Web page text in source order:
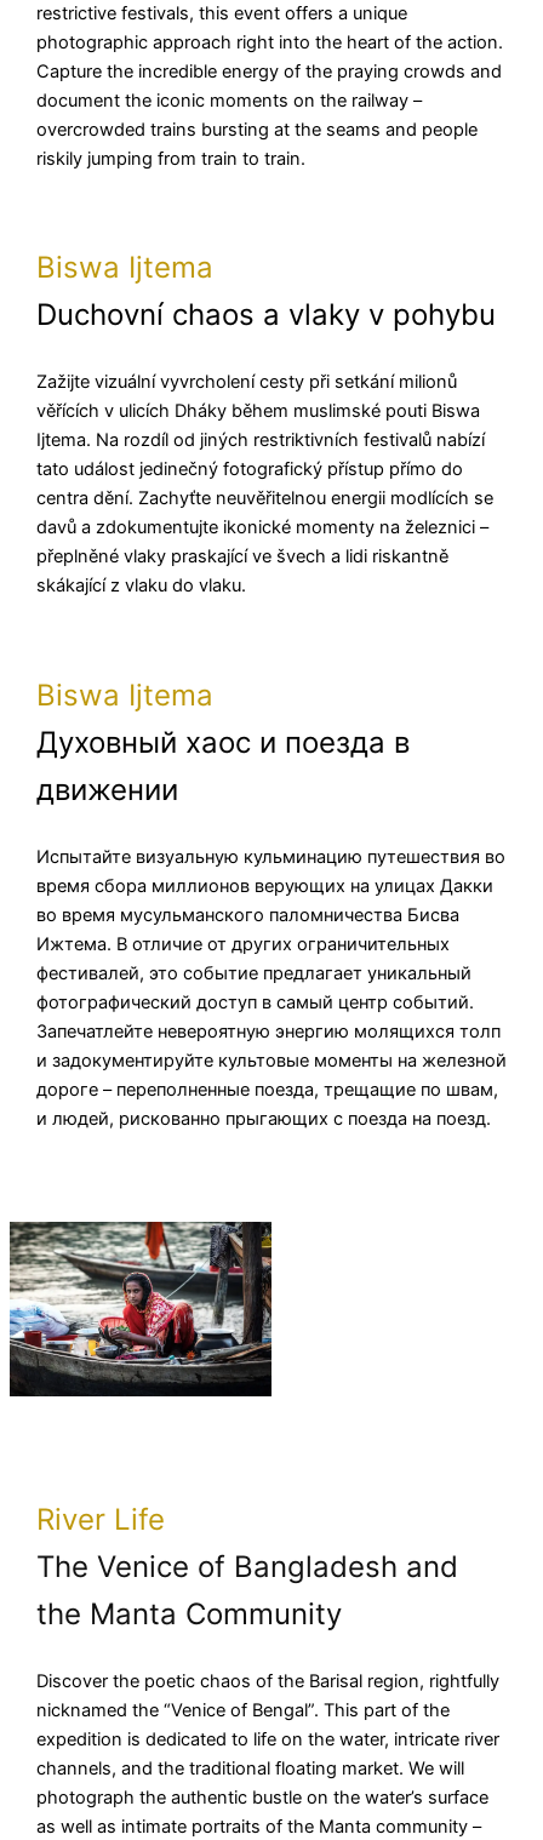
restrictive festivals, this event offers a unique
photographic approach right into the heart of the action.
Capture the incredible energy of the praying crowds and
document the iconic moments on the railway –
overcrowded trains bursting at the seams and people
riskily jumping from train to train.
Biswa Ijtema
Duchovní chaos a vlaky v pohybu
Zažijte vizuální vyvrcholení cesty při setkání milionů
věřících v ulicích Dháky během muslimské pouti Biswa
Ijtema. Na rozdíl od jiných restriktivních festivalů nabízí
tato událost jedinečný fotografický přístup přímo do
centra dění. Zachyťte neuvěřitelnou energii modlících se
davů a zdokumentujte ikonické momenty na železnici –
přeplněné vlaky praskající ve švech a lidi riskantně
skákající z vlaku do vlaku.
Biswa Ijtema
Духовный хаос и поезда в
движении
Испытайте визуальную кульминацию путешествия во
время сбора миллионов верующих на улицах Дакки
во время мусульманского паломничества Бисва
Ижтема. В отличие от других ограничительных
фестивалей, это событие предлагает уникальный
фотографический доступ в самый центр событий.
Запечатлейте невероятную энергию молящихся толп
и задокументируйте культовые моменты на железной
дороге – переполненные поезда, трещащие по швам,
и людей, рискованно прыгающих с поезда на поезд.
River Life
The Venice of Bangladesh and
the Manta Community
Discover the poetic chaos of the Barisal region, rightfully
nicknamed the “Venice of Bengal”. This part of the
expedition is dedicated to life on the water, intricate river
channels, and the traditional floating market. We will
photograph the authentic bustle on the water’s surface
as well as intimate portraits of the Manta community –